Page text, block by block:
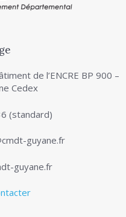
de l’ENCRE BP 900 –
Cedex
(standard)
guyane.fr
guyane.fr